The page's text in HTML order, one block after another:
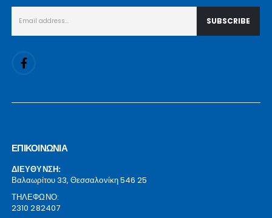
ΕΠΙΚΟΙΝΩΝΙΑ
ΔΙΕΥΘΥΝΣΗ:
Βαλαωρίτου 33, Θεσσαλονίκη 546 25
ΤΗΛΕΦΩΝΟ:
2310 282407